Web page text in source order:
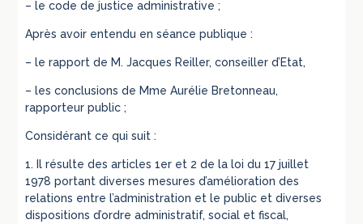
– le code de justice administrative ;
Après avoir entendu en séance publique :
– le rapport de M. Jacques Reiller, conseiller d’Etat,
– les conclusions de Mme Aurélie Bretonneau,
rapporteur public ;
Considérant ce qui suit :
1. Il résulte des articles 1er et 2 de la loi du 17 juillet
1978 portant diverses mesures d’amélioration des
relations entre l’administration et le public et diverses
dispositions d’ordre administratif, social et fiscal,